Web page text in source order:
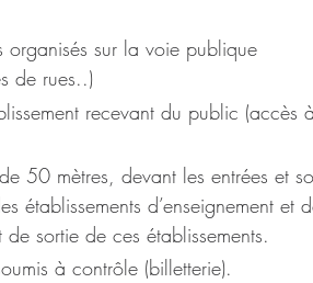
organisés sur la voie publique
de rues..)
recevant du public (accès
50 mètres, devant les entrées et
établissements d’enseignement et
sortie de ces établissements.
à contrôle (billetterie).